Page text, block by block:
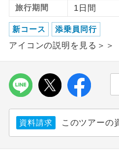
旅行期間 1日間
新コース 添乗員同行
アイコンの説明を見る＞＞
資料請求 このツアーの
年齢制限あり
ご参加にあ
です。
航空会社指定
利用航空会
画にとても
す。
おひとり様バ
ス2席利用
す。